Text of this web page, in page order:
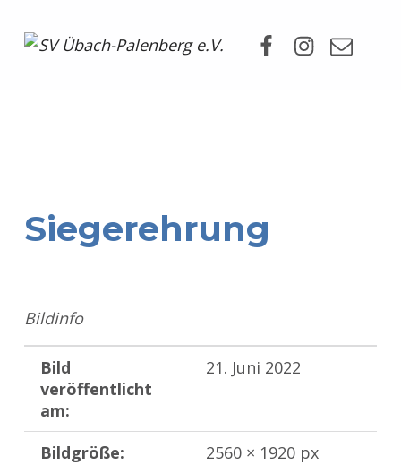
Siegerehrung
Bildinfo
Bild
veröffentlicht
am:
21. Juni 2022
Bildgröße:
2560 × 1920 px